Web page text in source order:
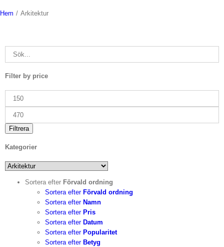
Hem / Arkitektur
Filter by price
Min
Max
Filtrera
Kategorier
Sortera efter Förvald ordning
Sortera efter Förvald ordning
Sortera efter Namn
Sortera efter Pris
Sortera efter Datum
Sortera efter Popularitet
Sortera efter Betyg